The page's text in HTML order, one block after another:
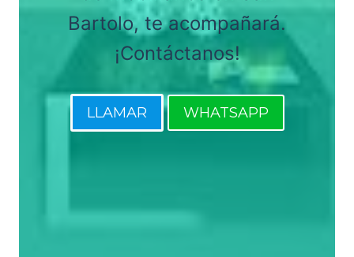
Bartolo, te acompañará.
¡Contáctanos!
LLAMAR WHATSAPP